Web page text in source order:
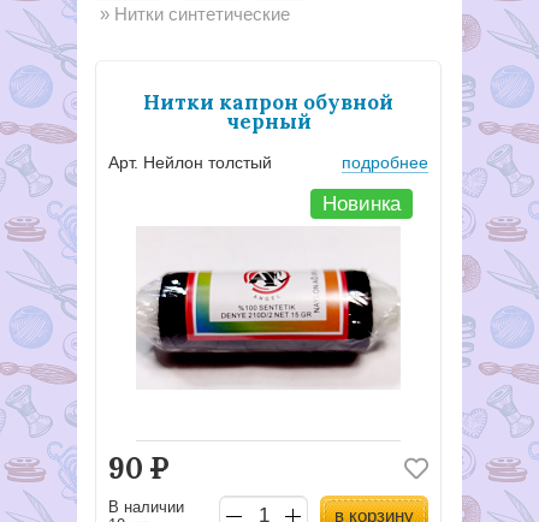
Нитки синтетические
Нитки капрон обувной
черный
Арт. Нейлон толстый подробнее
Новинка
90 Р
В наличии
в корзину